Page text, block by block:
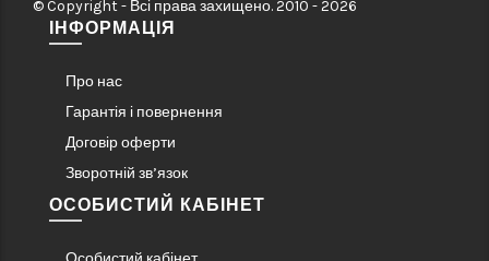
© Copyright - Всі права захищено. 2010 - 2026
ІНФОРМАЦІЯ
Про нас
Гарантія і повернення
Договір оферти
Зворотній зв’язок
ОСОБИСТИЙ КАБІНЕТ